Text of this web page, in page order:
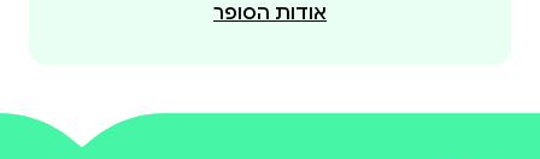
אודות הסופר